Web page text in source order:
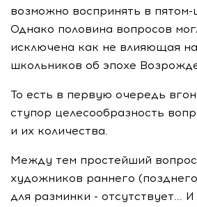
возможно воспринять в пятом-
Однако половина вопросов
исключена как не влияющая
школьников об эпохе
То есть в первую очередь
ступор целесообразность
и их количества.
Между тем простейший вопрос
художников раннего
для разминки - отсутствует...